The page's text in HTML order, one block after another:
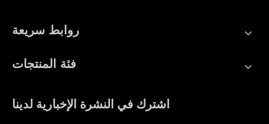
روابط سريعة
فئة المنتجات
اشترك في النشرة الإخبارية لدينا